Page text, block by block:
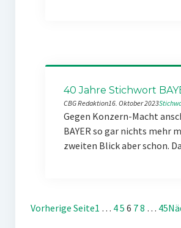
40 Jahre Stichwort
CBG Redaktion16. Oktober 2023
Gegen Konzern-Macht
BAYER so gar nichts mehr
zweiten Blick aber schon.
Vorherige Seite1 … 45 6 78 … 45